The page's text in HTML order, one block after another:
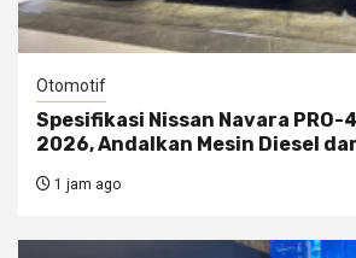
Otomotif
Spesifikasi Nissan Navara PRO-
2026, Andalkan Mesin Diesel
1 jam ago